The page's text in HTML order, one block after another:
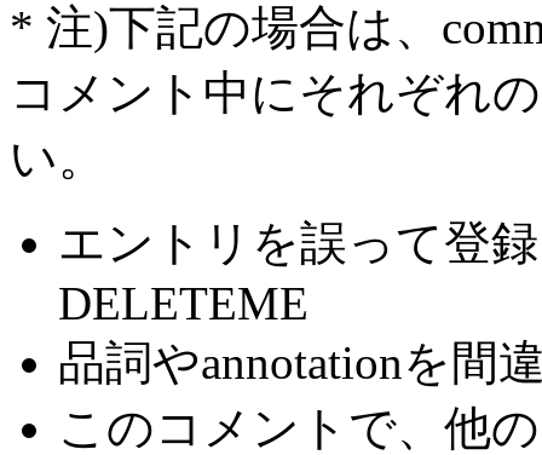
* 注)下記の場合は、
コメント中にそれぞれ
い。
エントリを誤って登
DELETEME
品詞やannotationを間
このコメントで、他